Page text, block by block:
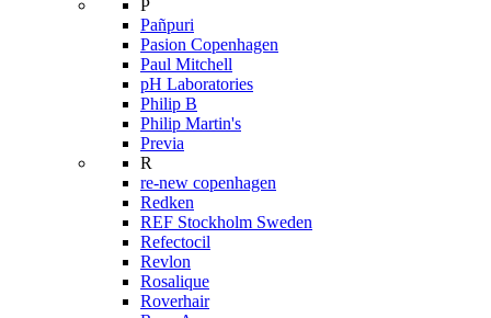
P
Pañpuri
Pasion Copenhagen
Paul Mitchell
pH Laboratories
Philip B
Philip Martin's
Previa
R
re-new copenhagen
Redken
REF Stockholm Sweden
Refectocil
Revlon
Rosalique
Roverhair